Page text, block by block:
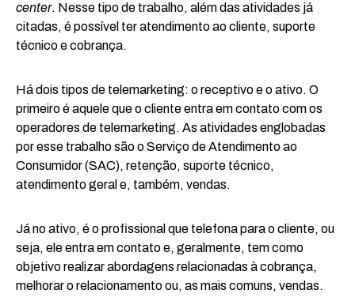
center. Nesse tipo de trabalho, além das atividades já
citadas, é possível ter atendimento ao cliente, suporte
técnico e cobrança.
Há dois tipos de telemarketing: o receptivo e o ativo. O
primeiro é aquele que o cliente entra em contato com os
operadores de telemarketing. As atividades englobadas
por esse trabalho são o Serviço de Atendimento ao
Consumidor (SAC), retenção, suporte técnico,
atendimento geral e, também, vendas.
Já no ativo, é o profissional que telefona para o cliente, ou
seja, ele entra em contato e, geralmente, tem como
objetivo realizar abordagens relacionadas à cobrança,
melhorar o relacionamento ou, as mais comuns, vendas.